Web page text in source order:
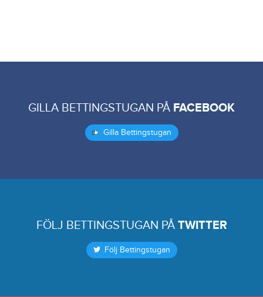
GILLA BETTINGSTUGAN PÅ FACEBOOK
Gilla Bettingstugan
FÖLJ BETTINGSTUGAN PÅ TWITTER
Följ Bettingstugan